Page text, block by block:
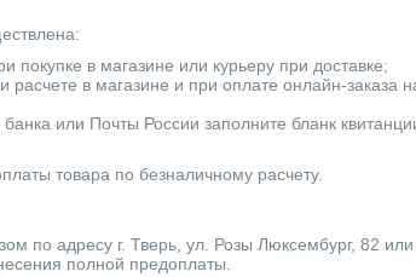
Производитель
Управление
Нагревательный элемент
покупке в магазине или курьеру при доставке;
расчете в магазине и при оплате онлайн-заказа
или Почты России заполните бланк
товара по безналичному расчету.
по адресу г. Тверь, ул. Розы Люксембург, 82
полной предоплаты.